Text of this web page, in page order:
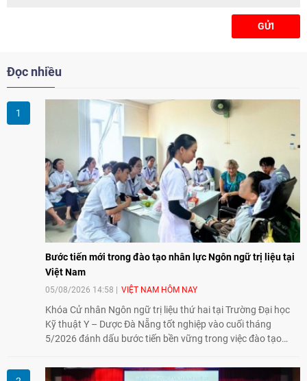
GỬI
Đọc nhiều
Bước tiến mới trong đào tạo nhân lực Ngôn ngữ trị liệu tại
Việt Nam
05/08/2026 14:58 VIỆT NAM HÔM NAY
Khóa Cử nhân Ngôn ngữ trị liệu thứ hai tại Trường Đại học
Kỹ thuật Y – Dược Đà Nẵng tốt nghiệp vào cuối tháng
5/2026 đánh dấu bước tiến bền vững trong việc đào tạo
tại Việt Nam.